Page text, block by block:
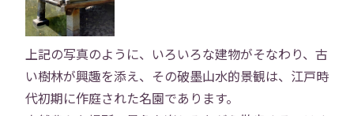
上記の写真のように、いろいろな建物がそなわり、古
い樹林が興趣を添え、その破墨山水的景観は、江戸時
代初期に作庭された名園であります。